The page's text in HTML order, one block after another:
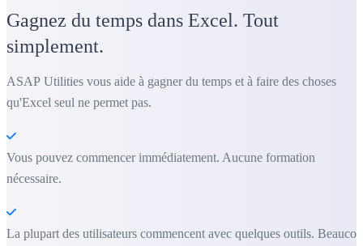
Gagnez du temps dans Excel. Tout
simplement.
ASAP Utilities vous aide à gagner du temps et à faire des choses
qu'Excel seul ne permet pas.
Vous pouvez commencer immédiatement. Aucune formation
nécessaire.
La plupart des utilisateurs commencent avec quelques outils.